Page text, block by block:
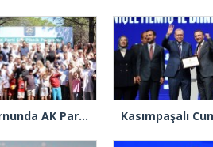
Çiçeği burnunda AK Parti’li Şile Belediye Başkan Vekili Sacit Terzi, teşkilatlarla piknikte buluştu